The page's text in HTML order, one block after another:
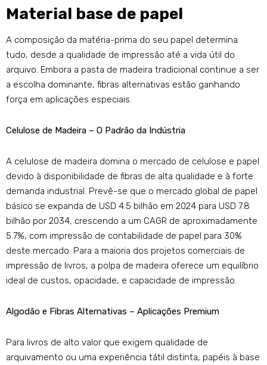
Material base de papel
A composição da matéria-prima do seu papel determina
tudo, desde a qualidade de impressão até a vida útil do
arquivo. Embora a pasta de madeira tradicional continue a ser
a escolha dominante, fibras alternativas estão ganhando
força em aplicações especiais.
Celulose de Madeira – O Padrão da Indústria
A celulose de madeira domina o mercado de celulose e papel
devido à disponibilidade de fibras de alta qualidade e à forte
demanda industrial. Prevê-se que o mercado global de papel
básico se expanda de USD 4.5 bilhão em 2024 para USD 7.8
bilhão por 2034, crescendo a um CAGR de aproximadamente
5.7%, com impressão de contabilidade de papel para 30%
deste mercado. Para a maioria dos projetos comerciais de
impressão de livros, a polpa de madeira oferece um equilíbrio
ideal de custos, opacidade, e capacidade de impressão.
Algodão e Fibras Alternativas – Aplicações Premium
Para livros de alto valor que exigem qualidade de
arquivamento ou uma experiência tátil distinta, papéis à base